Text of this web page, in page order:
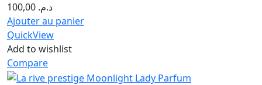
د.م.
Ajouter au panier
QuickView
Add to wishlist
Compare